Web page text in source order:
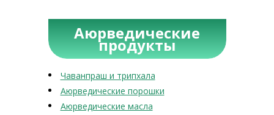
Аюрведические
продукты
Чаванпраш и трипхала
Аюрведические порошки
Аюрведические масла